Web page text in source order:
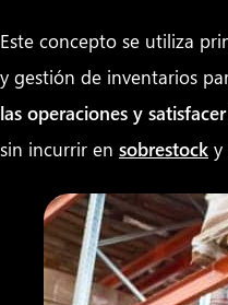
Este concepto se utiliza
y gestión de inventarios
las operaciones y
sin incurrir en sobrestock y